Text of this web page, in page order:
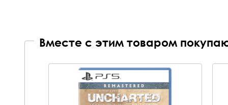
Вместе с этим товаром